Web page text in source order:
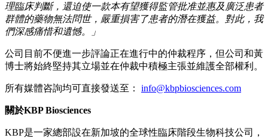
理臨床判斷，還迫使一款本有望獲得監管批准並惠及廣泛患者
群體的藥物無法問世，嚴重損害了患者的潛在獲益。 對此， 我
們深感痛惜和遺憾。」
公司目前不便進一步評論正在進行中的仲裁程序，但公司和黃
博士將始終堅持其立場並在仲裁中積極主張並維護全部權利。
所有媒體咨詢均可直接發送至： info@kbpbiosciences.com
關於KBP Biosciences
KBP是一家總部設在新加坡的全球性臨床階段生物科技公司，